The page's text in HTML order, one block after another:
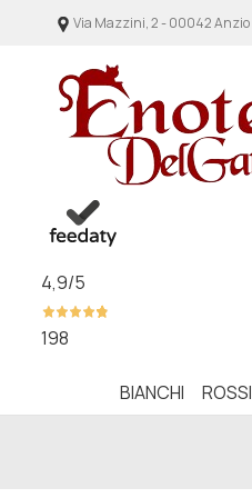
Via Mazzini, 2 - 00042
4,9/5
198
BIANCHI ROSSI